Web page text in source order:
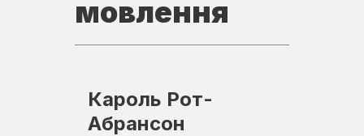
мовлення
Кароль Рот-
Абрансон